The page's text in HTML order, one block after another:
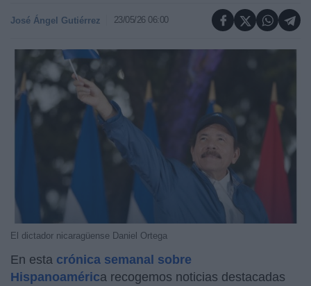
José Ángel Gutiérrez 23/05/26 06:00
El dictador nicaragüense Daniel Ortega
En esta crónica semanal sobre
Hispanoamérica recogemos noticias destacadas